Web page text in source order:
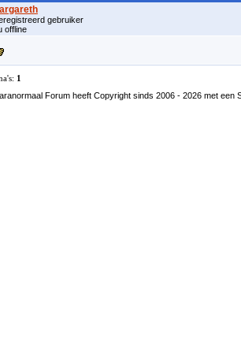
gebruiker
offline
1
Forum heeft Copyright sinds 2006 - 2026 met een